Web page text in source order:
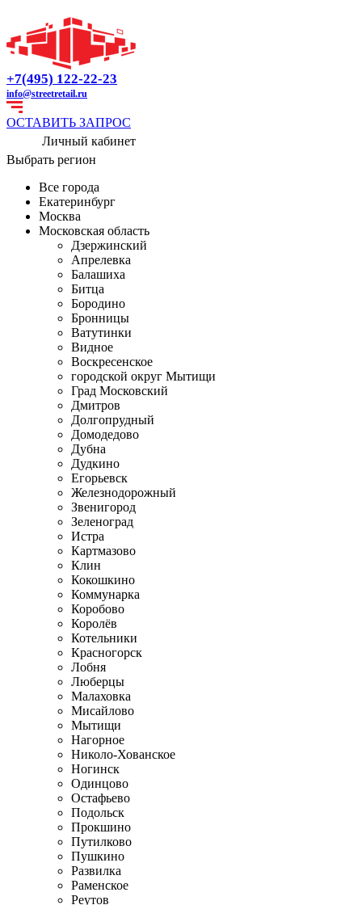
+7(495) 122-22-23
info@streetretail.ru
ОСТАВИТЬ ЗАПРОС
Личный кабинет
Выбрать регион
Все города
Екатеринбург
Москва
Московская область
Дзержинский
Апрелевка
Балашиха
Битца
Бородино
Бронницы
Ватутинки
Видное
Воскресенское
городской округ Мытищи
Град Московский
Дмитров
Долгопрудный
Домодедово
Дубна
Дудкино
Егорьевск
Железнодорожный
Звенигород
Зеленоград
Истра
Картмазово
Клин
Кокошкино
Коммунарка
Коробово
Королёв
Котельники
Красногорск
Лобня
Люберцы
Малаховка
Мисайлово
Мытищи
Нагорное
Николо-Хованское
Ногинск
Одинцово
Остафьево
Подольск
Прокшино
Путилково
Пушкино
Развилка
Раменское
Реутов